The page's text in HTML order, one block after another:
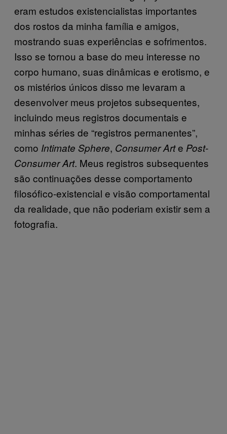
eram estudos existencialistas importantes
dos rostos da minha família e amigos,
mostrando suas experiências e sofrimentos.
Isso se tornou a base do meu interesse no
corpo humano, suas dinâmicas e erotismo, e
os mistérios únicos disso me levaram a
desenvolver meus projetos subsequentes,
incluindo meus registros documentais e
minhas séries de “registros permanentes”,
como Intimate Sphere, Consumer Arte Post-
Consumer Art. Meus registros subsequentes
são continuações desse comportamento
filosófico-existencial e visão comportamental
da realidade, que não poderiam existir sem a
fotografia.